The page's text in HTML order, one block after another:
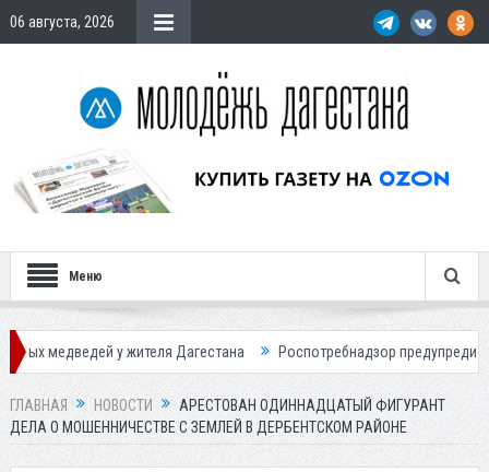
06 августа, 2026
Меню
у жителя Дагестана Роспотребнадзор предупредил о новом
ГЛАВНАЯ НОВОСТИ
АРЕСТОВАН ОДИННАДЦАТЫЙ ФИГУРАНТ
ДЕЛА О МОШЕННИЧЕСТВЕ С ЗЕМЛЕЙ В ДЕРБЕНТСКОМ РАЙОНЕ